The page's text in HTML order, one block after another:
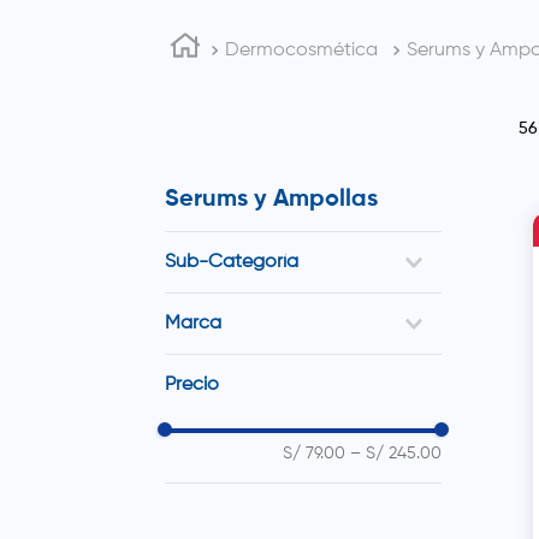
Dermocosmética Serums y
Serums y Ampollas
Sub-Categoría
Antirojeces
Marca
Eucerin
Dermohelp
Cosheal
Precio
S/ 79.00 – S/ 245.00
56